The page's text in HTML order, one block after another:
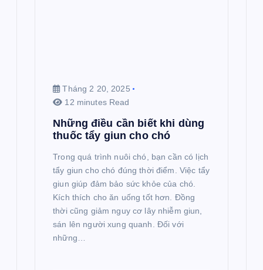
Tháng 2 20, 2025
12 minutes Read
Những điều cần biết khi dùng
thuốc tẩy giun cho chó
Trong quá trình nuôi chó, bạn cần có lịch
tẩy giun cho chó đúng thời điểm. Việc tẩy
giun giúp đảm bảo sức khỏe của chó.
Kích thích cho ăn uống tốt hơn. Đồng
thời cũng giảm nguy cơ lây nhiễm giun,
sán lên người xung quanh. Đối với
những…